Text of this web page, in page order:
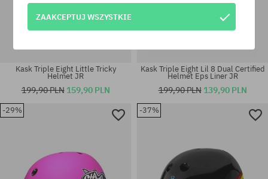
Dostępne rozmiary:
Dostępne rozmiary:
Kask Triple Eight Little Tricky
Helmet JR
199,90 PLN 159,90 PLN
Kask Triple Eight Lil 8 Dual Certified
Helmet Eps Liner JR
199,90 PLN 139,90 PLN
-29% -37%
ZAAKCEPTUJ WSZYSTKIE